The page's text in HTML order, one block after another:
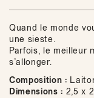
Quand le monde
une sieste.
Parfois, le meilleur
s’allonger.​
Composition :
Dimensions : 2,5 x